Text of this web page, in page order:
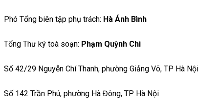
Phó Tổng biên tập phụ trách: Hà Ánh Bình
Tổng Thư ký toà soạn: Phạm Quỳnh Chi
Số 42/29 Nguyễn Chí Thanh, phường Giảng Võ, TP Hà Nội
Số 142 Trần Phú, phường Hà Đông, TP Hà Nội